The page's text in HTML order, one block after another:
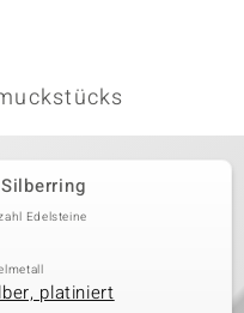
Edelsteine
platiniert